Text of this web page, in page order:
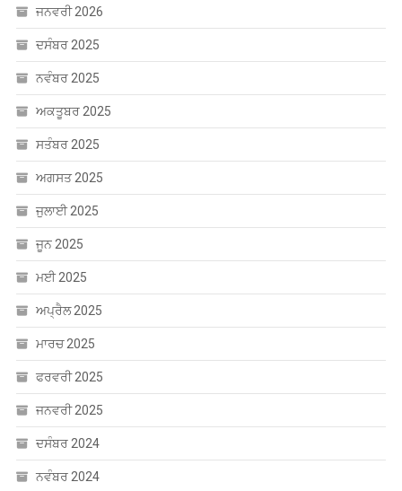
ਜਨਵਰੀ 2026
ਦਸੰਬਰ 2025
ਨਵੰਬਰ 2025
ਅਕਤੂਬਰ 2025
ਸਤੰਬਰ 2025
ਅਗਸਤ 2025
ਜੁਲਾਈ 2025
ਜੂਨ 2025
ਮਈ 2025
ਅਪ੍ਰੈਲ 2025
ਮਾਰਚ 2025
ਫਰਵਰੀ 2025
ਜਨਵਰੀ 2025
ਦਸੰਬਰ 2024
ਨਵੰਬਰ 2024